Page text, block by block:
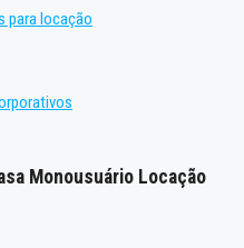
para locação
Monousuário Locação